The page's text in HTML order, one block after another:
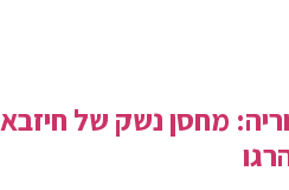
מחסן נשק של